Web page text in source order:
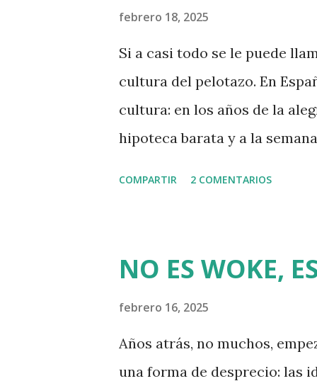
àdhuc genètica, argument
via ruralista. Ja se sap que a
som mestissos o, millor
manifestacions dels 11 de
conquesta innegable: els de
febrero 18, 2025
Si a casi todo se le puede
cultura del pelotazo. En
cultura: en los años de la
hipoteca barata y a la
cuñado, que se hizo rico con
pestum: cuando las cosas se
dedos, el gobierno les
de los presupuestos
COMPARTIR 2 COMENTARIOS
NO ES WOKE,
febrero 16, 2025
Años atrás, no muchos,
una forma de desprecio: las